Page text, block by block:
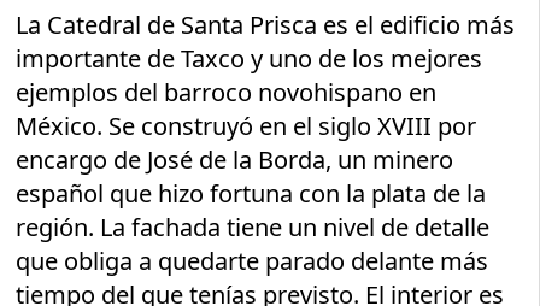
La Catedral de Santa Prisca es el edificio más
importante de Taxco y uno de los mejores
ejemplos del barroco novohispano en
México. Se construyó en el siglo XVIII por
encargo de José de la Borda, un minero
español que hizo fortuna con la plata de la
región. La fachada tiene un nivel de detalle
que obliga a quedarte parado delante más
tiempo del que tenías previsto. El interior es